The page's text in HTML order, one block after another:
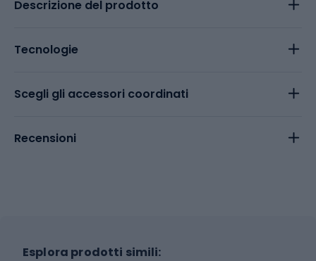
Descrizione del prodotto
Tecnologie
Scegli gli accessori coordinati
Recensioni
Esplora prodotti simili: